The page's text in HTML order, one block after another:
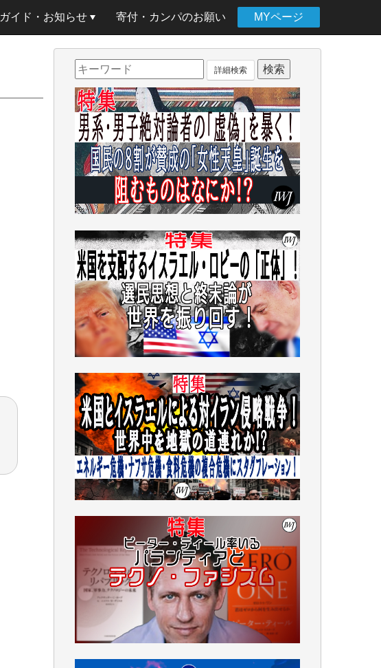
ガイド・お知らせ 寄付・カンパのお願い MYページ
詳細検索